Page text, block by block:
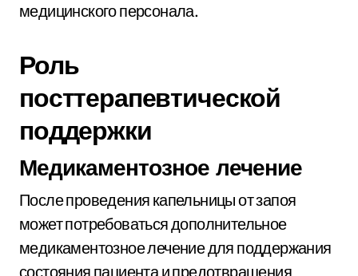
медицинского персонала.
Роль
посттерапевтической
поддержки
Медикаментозное лечение
После проведения капельницы от запоя
может потребоваться дополнительное
медикаментозное лечение для поддержания
состояния пациента и предотвращения